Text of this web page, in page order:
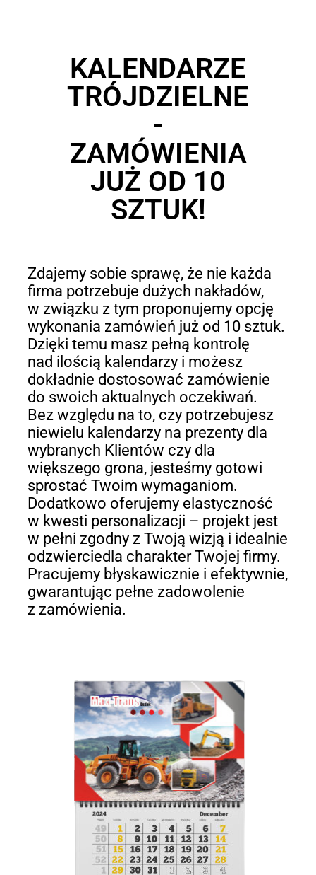
KALENDARZE
TRÓJDZIELNE
-
ZAMÓWIENIA
JUŻ OD 10
SZTUK!
Zdajemy sobie sprawę, że nie każda
firma potrzebuje dużych nakładów,
w związku z tym proponujemy opcję
wykonania zamówień już od 10 sztuk.
Dzięki temu masz pełną kontrolę
nad ilością kalendarzy i możesz
dokładnie dostosować zamówienie
do swoich aktualnych oczekiwań.
Bez względu na to, czy potrzebujesz
niewielu kalendarzy na prezenty dla
wybranych Klientów czy dla
większego grona, jesteśmy gotowi
sprostać Twoim wymaganiom.
Dodatkowo oferujemy elastyczność
w kwesti personalizacji – projekt jest
w pełni zgodny z Twoją wizją i idealnie
odzwierciedla charakter Twojej firmy.
Pracujemy błyskawicznie i efektywnie,
gwarantując pełne zadowolenie
z zamówienia.